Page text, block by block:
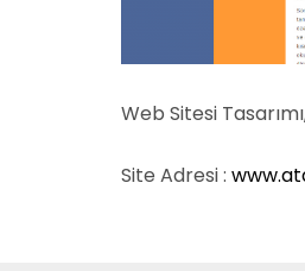
Web Sitesi
Site Adresi :